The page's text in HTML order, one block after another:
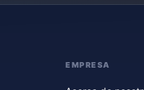
EMPRESA